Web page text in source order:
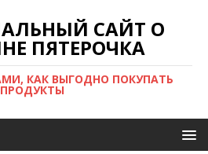
САЙТ О
ПЯТЕРОЧКА
КАК ВЫГОДНО ПОКУПАТЬ
ПРОДУКТЫ